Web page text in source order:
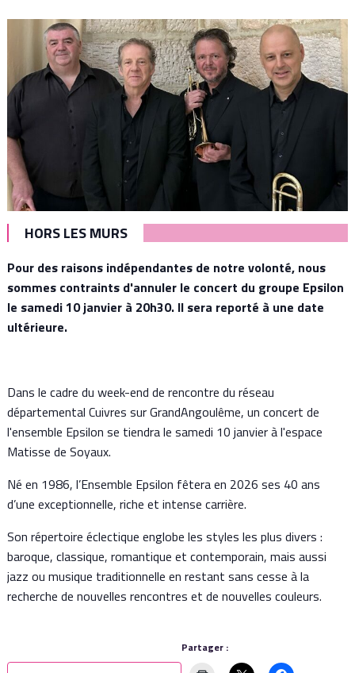
HORS LES MURS
Pour des raisons indépendantes de notre volonté, nous
sommes contraints d'annuler le concert du groupe Epsilon
le samedi 10 janvier à 20h30. Il sera reporté à une date
ultérieure.
Dans le cadre du week-end de rencontre du réseau
départemental Cuivres sur GrandAngoulême, un concert de
l'ensemble Epsilon se tiendra le samedi 10 janvier à l'espace
Matisse de Soyaux.
Né en 1986, l’Ensemble Epsilon fêtera en 2026 ses 40 ans
d’une exceptionnelle, riche et intense carrière.
Son répertoire éclectique englobe les styles les plus divers :
baroque, classique, romantique et contemporain, mais aussi
jazz ou musique traditionnelle en restant sans cesse à la
recherche de nouvelles rencontres et de nouvelles couleurs.
Partager :